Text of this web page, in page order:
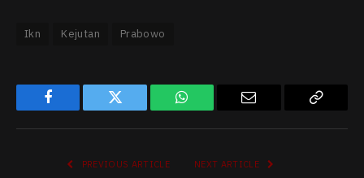
Ikn Kejutan Prabowo
Facebook Twitter WhatsApp
PREVIOUS ARTICLE NEXT ARTICLE